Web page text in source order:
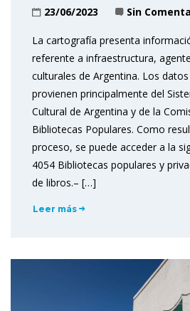
23/06/2023 Sin
La cartografía presenta
referente a infraestructura,
culturales de Argentina. Los
provienen principalmente del
Cultural de Argentina y de la
Bibliotecas Populares. Como
proceso, se puede acceder a la
4054 Bibliotecas populares y
de libros.– […]
Leer más